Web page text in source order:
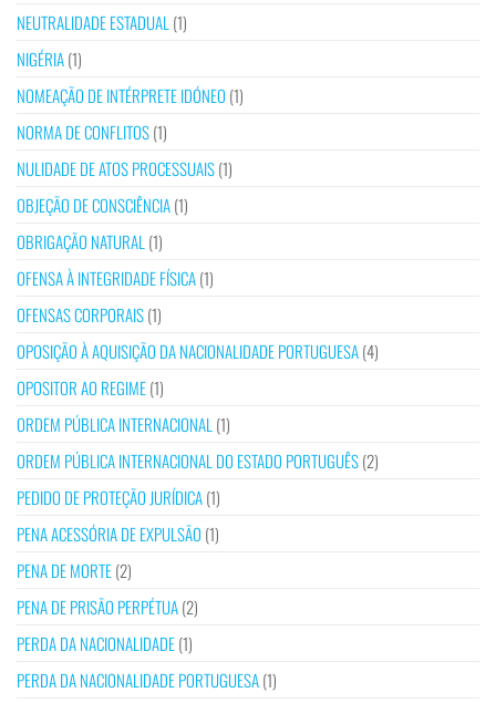
NEUTRALIDADE ESTADUAL(1)
NIGÉRIA(1)
NOMEAÇÃO DE INTÉRPRETE IDÓNEO (1)
NORMA DE CONFLITOS(1)
NULIDADE DE ATOS PROCESSUAIS(1)
OBJEÇÃO DE CONSCIÊNCIA(1)
OBRIGAÇÃO NATURAL(1)
OFENSA À INTEGRIDADE FÍSICA(1)
OFENSAS CORPORAIS(1)
OPOSIÇÃO À AQUISIÇÃO DA NACIONALIDADE PORTUGUESA(4)
OPOSITOR AO REGIME(1)
ORDEM PÚBLICA INTERNACIONAL(1)
ORDEM PÚBLICA INTERNACIONAL DO ESTADO PORTUGUÊS(2)
PEDIDO DE PROTEÇÃO JURÍDICA(1)
PENA ACESSÓRIA DE EXPULSÃO (1)
PENA DE MORTE(2)
PENA DE PRISÃO PERPÉTUA(2)
PERDA DA NACIONALIDADE(1)
PERDA DA NACIONALIDADE PORTUGUESA(1)